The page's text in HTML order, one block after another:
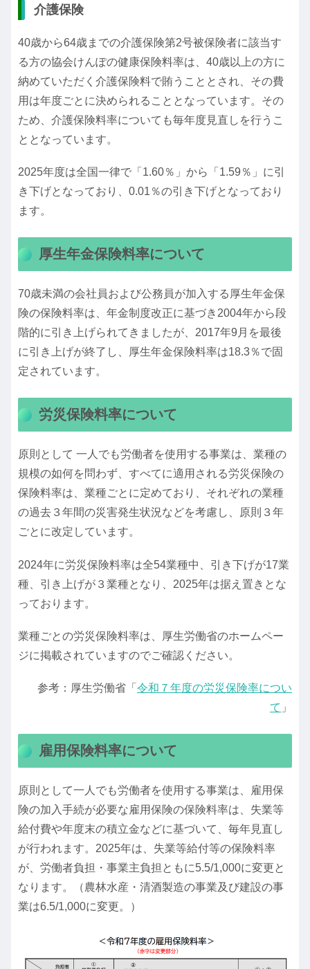
介護保険
40歳から64歳までの介護保険第2号被保険者に該当す
る方の協会けんぽの健康保険料率は、40歳以上の方に
納めていただく介護保険料で賄うこととされ、その費
用は年度ごとに決められることとなっています。その
ため、介護保険料率についても毎年度見直しを行うこ
ととなっています。
2025年度は全国一律で「1.60％」から「1.59％」に引
き下げとなっており、0.01％の引き下げとなっており
ます。
厚生年金保険料率について
70歳未満の会社員および公務員が加入する厚生年金保
険の保険料率は、年金制度改正に基づき2004年から段
階的に引き上げられてきましたが、2017年9月を最後
に引き上げが終了し、厚生年金保険料率は18.3％で固
定されています。
労災保険料率について
原則として 一人でも労働者を使用する事業は、業種の
規模の如何を問わず、すべてに適用される労災保険の
保険料率は、業種ごとに定めており、それぞれの業種
の過去３年間の災害発生状況などを考慮し、原則３年
ごとに改定しています。
2024年に労災保険料率は全54業種中、引き下げが17業
種、引き上げが３業種となり、2025年は据え置きとな
っております。
業種ごとの労災保険料率は、厚生労働省のホームペー
ジに掲載されていますのでご確認ください。
参考：厚生労働省「 令和７年度の労災保険率につい
て 」
雇用保険料率について
原則として一人でも労働者を使用する事業は、雇用保
険の加入手続が必要な雇用保険の保険料率は、失業等
給付費や年度末の積立金などに基づいて、毎年見直し
が行われます。2025年は、失業等給付等の保険料率
が、労働者負担・事業主負担ともに5.5/1,000に変更と
なります。（農林水産・清酒製造の事業及び建設の事
業は6.5/1,000に変更。）